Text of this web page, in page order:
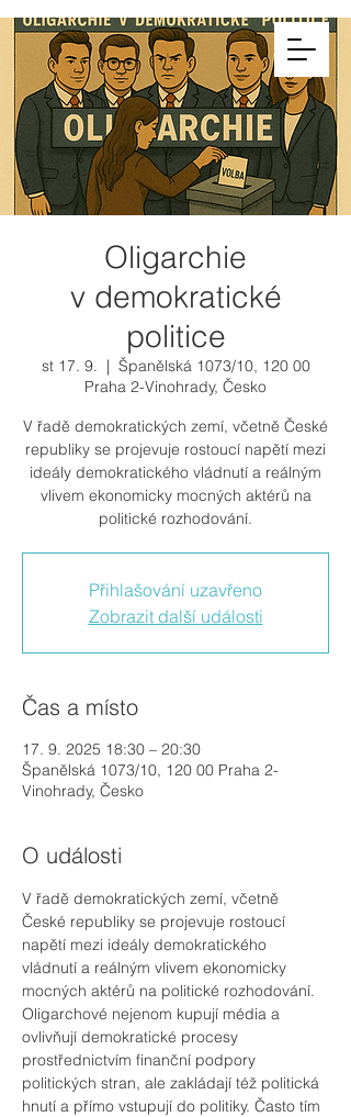
WebDialog.cz
Oligarchie
v demokratické
politice
st 17. 9.
  |
Španělská 1073/10, 120 00
Praha 2-Vinohrady, Česko
V řadě demokratických zemí, včetně České
republiky se projevuje rostoucí napětí mezi
ideály demokratického vládnutí a reálným
vlivem ekonomicky mocných aktérů na
politické rozhodování.
Přihlašování uzavřeno
Zobrazit další události
Čas a místo
17. 9. 2025 18:30 – 20:30
Španělská 1073/10, 120 00 Praha 2-
Vinohrady, Česko
O události
V řadě demokratických zemí, včetně
České republiky se projevuje rostoucí
napětí mezi ideály demokratického
vládnutí a reálným vlivem ekonomicky
mocných aktérů na politické rozhodování.
Oligarchové nejenom kupují média a
ovlivňují demokratické procesy
prostřednictvím finanční podpory
politických stran, ale zakládají též politická
hnutí a přímo vstupují do politiky. Často tím